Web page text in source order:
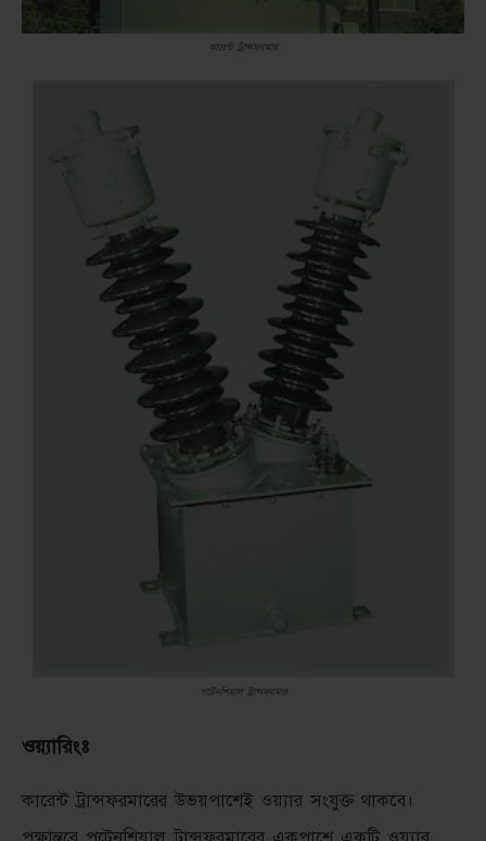
কারেন্ট ট্রান্সফরমার
পটেনশিয়াল ট্রান্সফরমার
ওয়্যারিংঃ
কারেন্ট ট্রান্সফরমারের উভয়পাশেই ওয়্যার সংযুক্ত থাকবে।